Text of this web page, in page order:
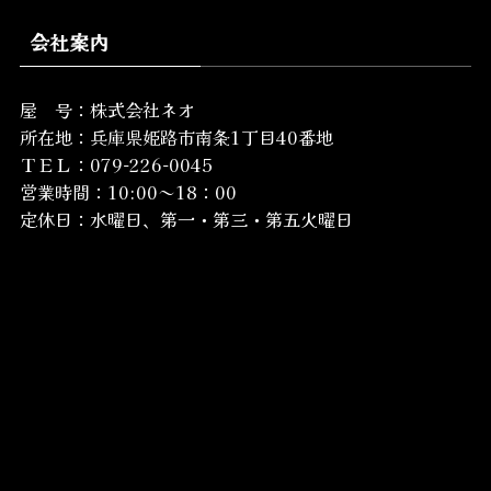
会社案内
屋 号：株式会社ネオ
所在地： 兵庫県姫路市南条1丁目40番地
ＴＥＬ：079-226-0045
営業時間：10:00～18：00
定休日：水曜日、第一・第三・第五火曜日